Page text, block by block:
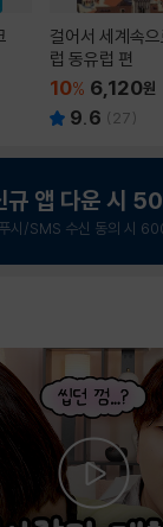
걸어서 세계속
럽 동유럽 편
10% 6,120원
9.6 ( 27)
규 앱 다운 시
시/SMS 수신 동의 시